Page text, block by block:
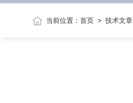
当前位置：首页 >技术文章